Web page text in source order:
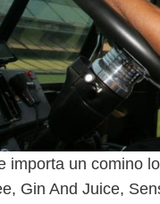
importa un comino
Gin And Juice,